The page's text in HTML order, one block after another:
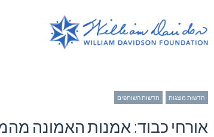
חדשות מוצגות חדשות השותפים
אורחי כבוד: אמנות האמונה